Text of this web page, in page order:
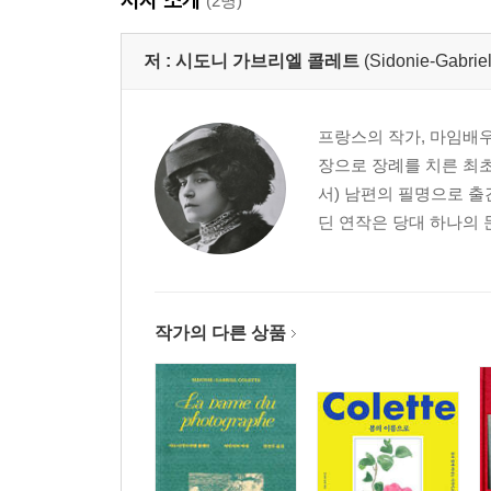
저 : 시도니 가브리엘 콜레트 (Sidonie-
프랑스의 작가, 마임배
장으로 장례를 치른 최
서) 남편의 필명으로
딘 연작은 당대 하나의
작가의 다른 상품